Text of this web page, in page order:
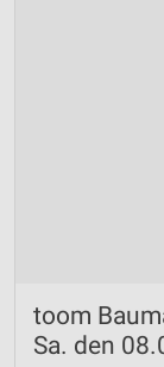
toom
Sa. den